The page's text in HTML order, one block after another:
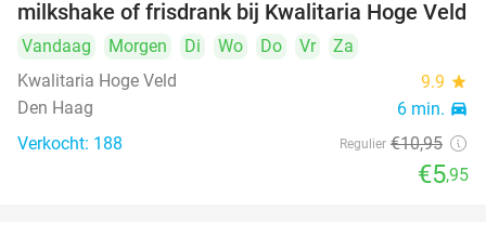
milkshake of frisdrank bij Kwalitaria Hoge Veld
Vandaag Morgen Di Wo Do Vr
Za
Kwalitaria Hoge Veld
9.9 star
Den Haag 6 min. directions_car
Verkocht: 188 Regulier €10,95
€5,95